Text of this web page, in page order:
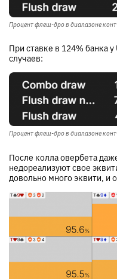
Процент флеш-дро в диапазоне
При ставке в 124% банка
случаев:
Процент флеш-дро в диапазоне
После колла овербета
недореализуют свое
довольно много эквити, и